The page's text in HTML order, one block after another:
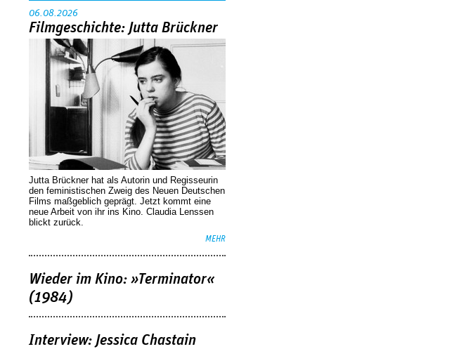
06.08.2026
Filmgeschichte: Jutta Brückner
Jutta Brückner hat als Autorin und Regisseurin
den feministischen Zweig des Neuen Deutschen
Films maßgeblich geprägt. Jetzt kommt eine
neue Arbeit von ihr ins Kino. Claudia Lenssen
blickt zurück.
MEHR
Wieder im Kino: »Terminator«
(1984)
Interview: Jessica Chastain